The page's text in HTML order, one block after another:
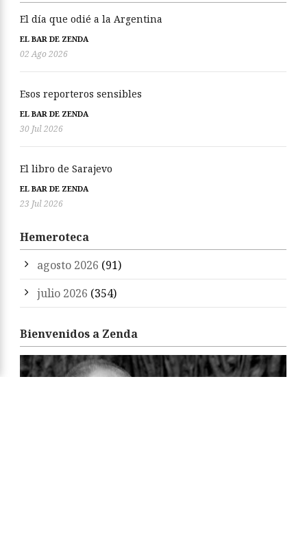
El día que odié a la Argentina
EL BAR DE ZENDA
02 Ago 2026
Esos reporteros sensibles
EL BAR DE ZENDA
30 Jul 2026
El libro de Sarajevo
EL BAR DE ZENDA
23 Jul 2026
Hemeroteca
agosto 2026 (91)
julio 2026 (354)
Bienvenidos a Zenda